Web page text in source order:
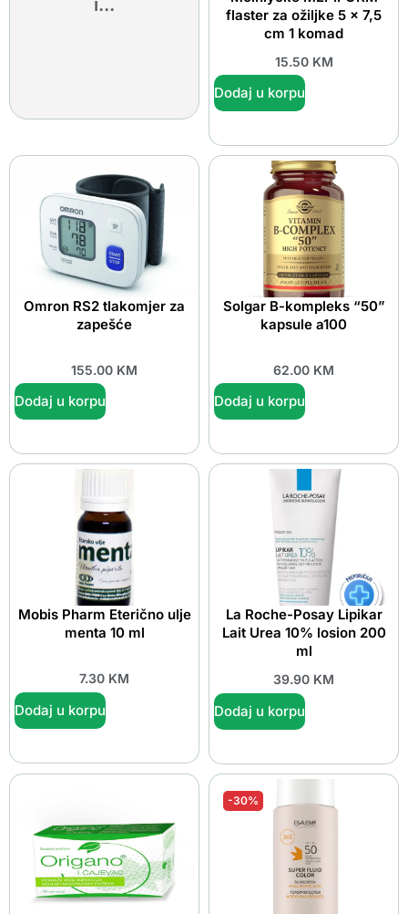
i...
flaster za ožiljke 5 x 7,5
cm 1 komad
15.50 KM
Dodaj u korpu
Omron RS2 tlakomjer za
zapešće
155.00 KM
Dodaj u korpu
Solgar B-kompleks “50”
kapsule a100
62.00 KM
Dodaj u korpu
Mobis Pharm Eterično ulje
menta 10 ml
7.30 KM
Dodaj u korpu
La Roche-Posay Lipikar
Lait Urea 10% losion 200
ml
39.90 KM
Dodaj u korpu
-30%